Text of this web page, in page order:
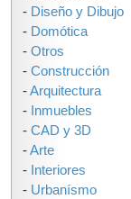
- Diseño y Dibujo
- Domótica
- Otros
- Construcción
-Arquitectura
- Inmuebles
- CAD y 3D
-Arte
- Interiores
- Urbanísmo